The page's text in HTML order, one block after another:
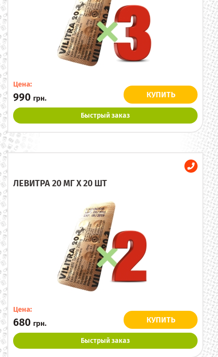
Цена:
990 грн. КУПИТЬ
Быстрый заказ
ЛЕВИТРА 20 МГ X 20 ШТ
Цена:
680 грн. КУПИТЬ
Быстрый заказ